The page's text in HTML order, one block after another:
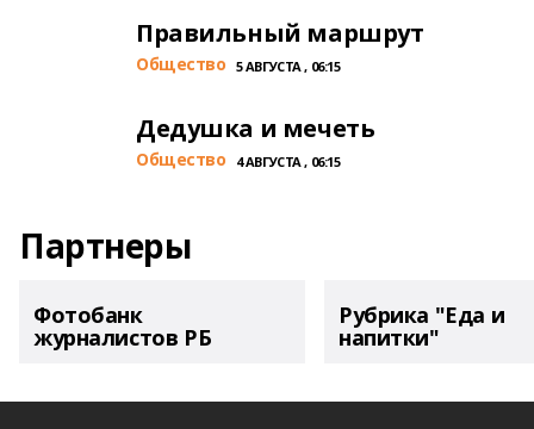
Правильный маршрут
Общество 5 АВГУСТА , 06:15
Дедушка и мечеть
Общество 4 АВГУСТА , 06:15
Партнеры
Фотобанк
журналистов РБ
Рубрика "Еда и
напитки"